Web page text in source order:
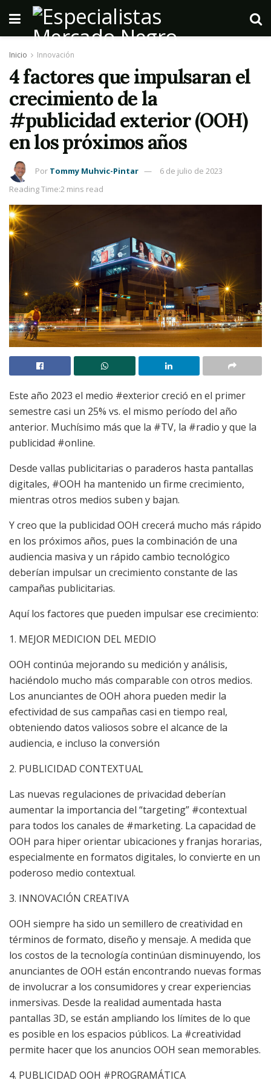
Inicio Innovación
4 factores que impulsaran el
crecimiento de la
#publicidad exterior (OOH)
en los próximos años
Por Tommy Muhvic-Pintar
6 de julio de 2023
Reading Time:2 mins read
Este año 2023 el medio #exterior creció en el primer
semestre casi un 25% vs. el mismo período del año
anterior. Muchísimo más que la #TV, la #radio y que la
publicidad #online.
Desde vallas publicitarias o paraderos hasta pantallas
digitales, #OOH ha mantenido un firme crecimiento,
mientras otros medios suben y bajan.
Y creo que la publicidad OOH crecerá mucho más rápido
en los próximos años, pues la combinación de una
audiencia masiva y un rápido cambio tecnológico
deberían impulsar un crecimiento constante de las
campañas publicitarias.
Aquí los factores que pueden impulsar ese crecimiento:
1. MEJOR MEDICION DEL MEDIO
OOH continúa mejorando su medición y análisis,
haciéndolo mucho más comparable con otros medios.
Los anunciantes de OOH ahora pueden medir la
efectividad de sus campañas casi en tiempo real,
obteniendo datos valiosos sobre el alcance de la
audiencia, e incluso la conversión
2. PUBLICIDAD CONTEXTUAL
Las nuevas regulaciones de privacidad deberían
aumentar la importancia del “targeting” #contextual
para todos los canales de #marketing. La capacidad de
OOH para hiper orientar ubicaciones y franjas horarias,
especialmente en formatos digitales, lo convierte en un
poderoso medio contextual.
3. INNOVACIÓN CREATIVA
OOH siempre ha sido un semillero de creatividad en
términos de formato, diseño y mensaje. A medida que
los costos de la tecnología continúan disminuyendo, los
anunciantes de OOH están encontrando nuevas formas
de involucrar a los consumidores y crear experiencias
inmersivas. Desde la realidad aumentada hasta
pantallas 3D, se están ampliando los límites de lo que
es posible en los espacios públicos. La #creatividad
permite hacer que los anuncios OOH sean memorables.
4. PUBLICIDAD OOH #PROGRAMÁTICA